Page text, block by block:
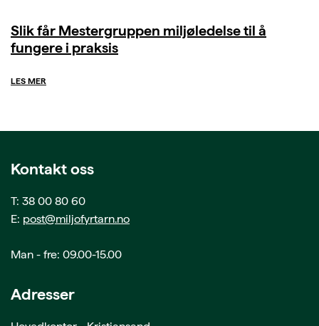
Slik får Mestergruppen miljøledelse til å
fungere i praksis
LES MER
Kontakt oss
T: 38 00 80 60
E: post@miljofyrtarn.no
Man - fre: 09.00-15.00
Adresser